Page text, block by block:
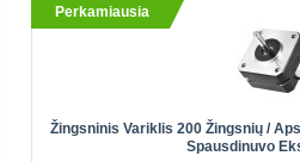
Perkamiausia
Žingsninis Variklis 200 Žingsnių /
Spausdinuvo